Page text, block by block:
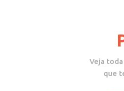
Veja
que